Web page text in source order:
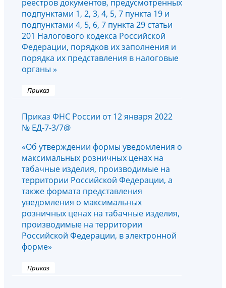
реестров документов, предусмотренных
подпунктами 1, 2, 3, 4, 5, 7 пункта 19 и
подпунктами 4, 5, 6, 7 пункта 29 статьи
201 Налогового кодекса Российской
Федерации, порядков их заполнения и
порядка их представления в налоговые
органы »
Приказ
Приказ ФНС России от 12 января 2022
№ ЕД-7-3/7@
«Об утверждении формы уведомления о
максимальных розничных ценах на
табачные изделия, производимые на
территории Российской Федерации, а
также формата представления
уведомления о максимальных
розничных ценах на табачные изделия,
производимые на территории
Российской Федерации, в электронной
форме»
Приказ